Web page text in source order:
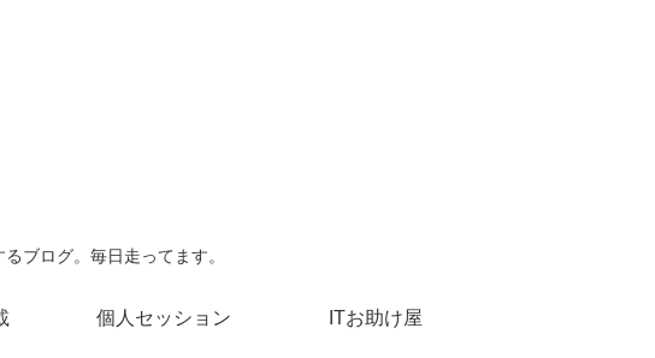
ブログ。毎日走ってます。
個人セッション ITお助け屋